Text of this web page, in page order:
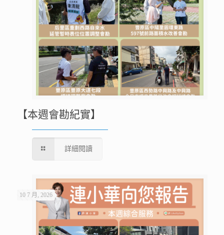
【本週會勘紀實】
詳細閱讀
10 7 月, 2026